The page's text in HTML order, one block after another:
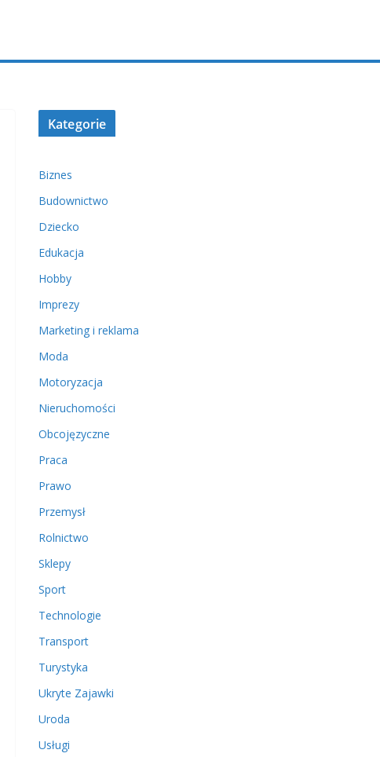
Kategorie
Biznes
Budownictwo
Dziecko
Edukacja
Hobby
Imprezy
Marketing i reklama
Moda
Motoryzacja
Nieruchomości
Obcojęzyczne
Praca
Prawo
Przemysł
Rolnictwo
Sklepy
Sport
Technologie
Transport
Turystyka
Ukryte Zajawki
Uroda
Usługi